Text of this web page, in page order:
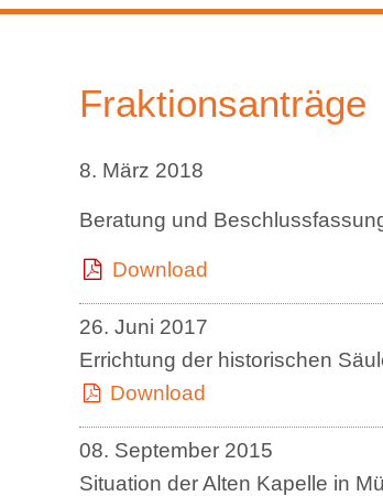
Fraktionsanträge
8. März 2018
Beratung und
Download
26. Juni 2017
Errichtung der historischen
Download
08. September 2015
Situation der Alten Kapelle in